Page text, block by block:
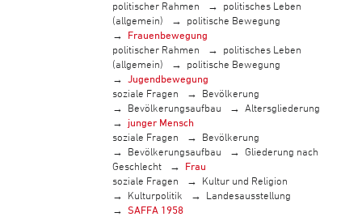
politischer Rahmen
politisches Leben
(allgemein)
politische Bewegung
Frauenbewegung
politischer Rahmen
politisches Leben
(allgemein)
politische Bewegung
Jugendbewegung
soziale Fragen
Bevölkerung
Bevölkerungsaufbau
Altersgliederung
junger Mensch
soziale Fragen
Bevölkerung
Bevölkerungsaufbau
Gliederung nach
Geschlecht
Frau
soziale Fragen
Kultur und Religion
Kulturpolitik
Landesausstellung
SAFFA 1958